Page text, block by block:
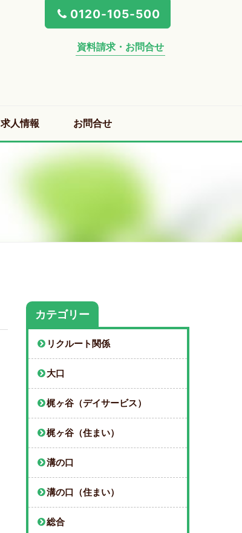
0120-105-500
資料請求・お問合せ
求人情報 お問合せ
カテゴリー
リクルート関係
大口
梶ヶ谷（デイサービス）
梶ヶ谷（住まい）
溝の口
溝の口（住まい）
総合